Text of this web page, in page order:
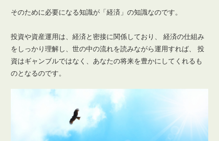
そのために必要になる知識が「経済」の知識なのです。
投資や資産運用は、経済と密接に関係しており、
経済の仕組み
をしっかり理解し、世の中の流れを読みながら運用すれば、
投
資はギャンブルではなく、あなたの将来を豊かにしてくれるも
のとなるのです。